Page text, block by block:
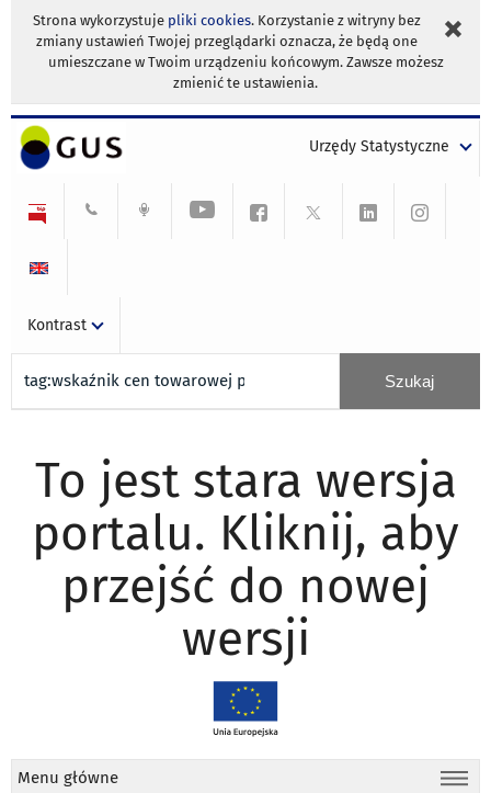
Strona wykorzystuje pliki cookies. Korzystanie z witryny bez
zmiany ustawień Twojej przeglądarki oznacza, że będą one
umieszczane w Twoim urządzeniu końcowym. Zawsze możesz
zmienić te ustawienia.
Urzędy Statystyczne
Kontrast
To jest stara wersja
portalu. Kliknij, aby
przejść do nowej
wersji
Menu główne